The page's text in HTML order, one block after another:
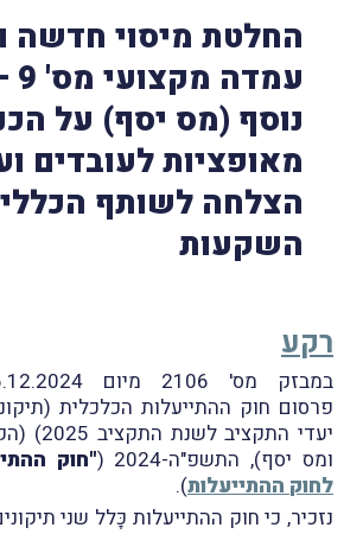
החלטת מיסוי חדשה
נוסף (מס יסף) על
מאופציות לעובדים
הצלחה לשותף
השקעות
רקע
פרסום חוק ההתייעלות הכלכלית
יעדי
ומס יסף), התשפ"ה-2024 (
"חוק
לחוק ההתייעלות).
נזכיר, כי חוק ההתייעלות כָּלל שני